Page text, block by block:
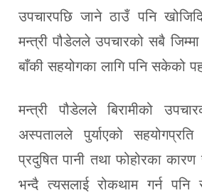
उपचारपछि जाने ठाउँ पनि
मन्त्री पौडेलले उपचारको सबै
बाँकी सहयोगका लागि पनि सकेको
मन्त्री पौडेलले बिरामीको
अस्पतालले पुर्याएको
प्रदुषित पानी तथा फोहोरका
भन्दै त्यसलाई रोकथाम गर्न